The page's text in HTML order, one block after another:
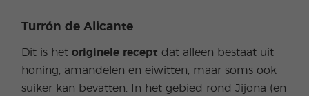
Turrón de Alicante
Dit is hetoriginele recept dat alleen bestaat uit
honing, amandelen en eiwitten, maar soms ook
suiker kan bevatten. In het gebied rond Jijona (en